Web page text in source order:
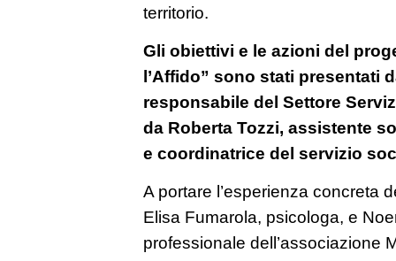
territorio.
Gli obiettivi e le azioni del
l’Affido” sono stati presentati
responsabile del Settore
da Roberta Tozzi, assistente
e coordinatrice del servizio
A portare l’esperienza concreta
Elisa Fumarola, psicologa, e
professionale dell’associazione